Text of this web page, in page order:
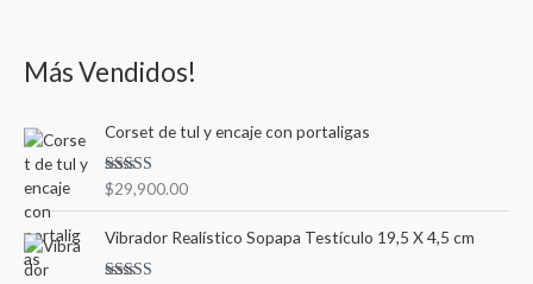
Más Vendidos!
Corset de tul y encaje con portaligas
Valorado en
5.00
$29,900.00
Vibrador Realístico Sopapa Testículo 19,5 X 4,5 cm